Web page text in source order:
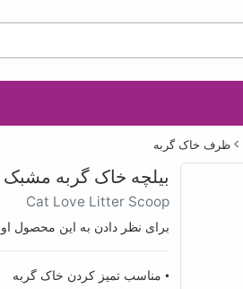
ظرف خاک گربه
بیلچه خاک گربه مشبک
Cat Love Litter Scoop
برای نظر دادن به این محصول
• مناسب تمیز کردن خاک گربه